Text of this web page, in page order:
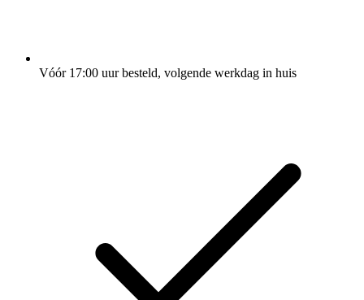
Vóór 17:00 uur besteld, volgende werkdag in huis